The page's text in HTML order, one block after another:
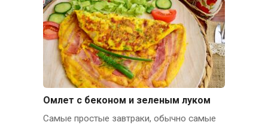
Омлет с беконом и зеленым луком
Самые простые завтраки, обычно самые